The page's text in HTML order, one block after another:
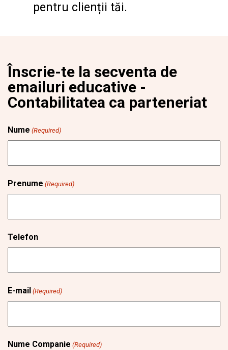
pentru clienții tăi.
Înscrie-te la secventa de
emailuri educative -
Contabilitatea ca parteneriat
Nume (Required)
Prenume (Required)
Telefon
E-mail (Required)
Nume Companie (Required)